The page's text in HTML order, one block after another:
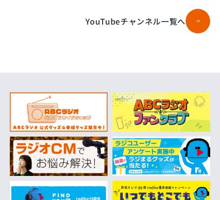
YouTubeチャンネル一覧へ